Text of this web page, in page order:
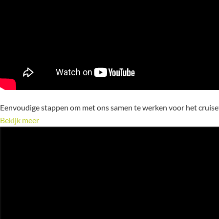
Eenvoudige stappen om met ons samen te werken voor het
Bekijk meer